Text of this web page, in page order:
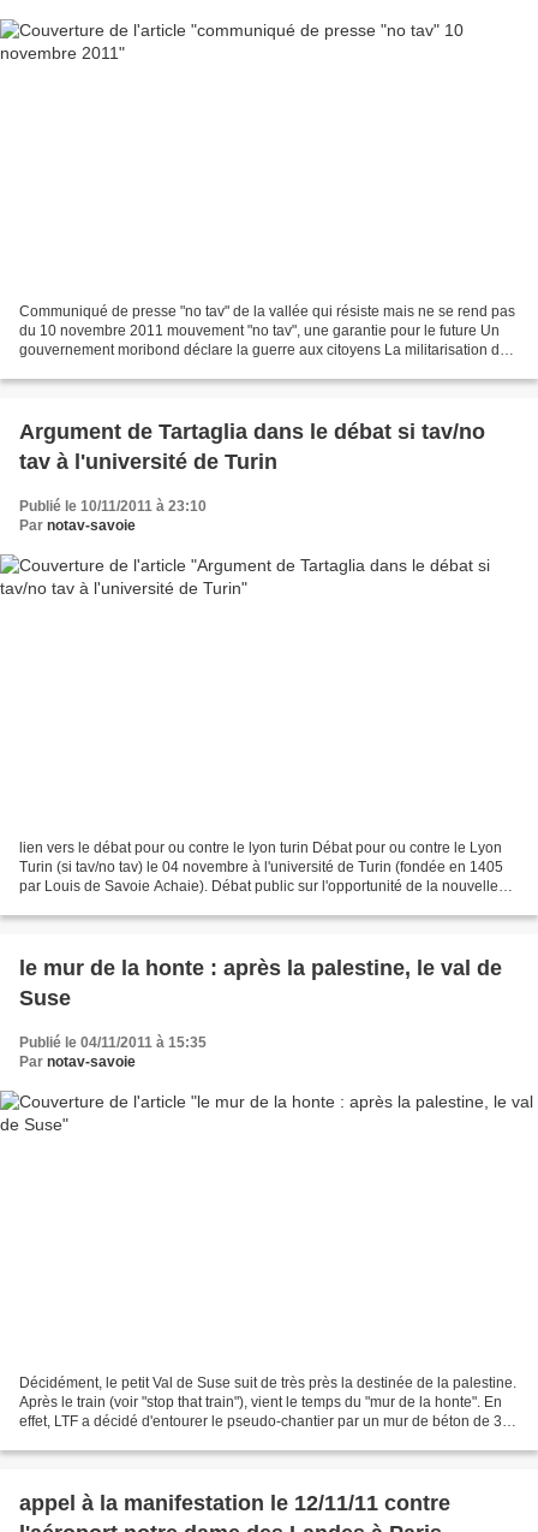
Communiqué de presse "no tav" de la vallée qui résiste mais ne se rend pas
du 10 novembre 2011 mouvement "no tav", une garantie pour le future Un
gouvernement moribond déclare la guerre aux citoyens La militarisation de
Argument de Tartaglia dans le débat si tav/no
tav à l'université de Turin
Publié le 10/11/2011 à 23:10
Par notav-savoie
lien vers le débat pour ou contre le lyon turin Débat pour ou contre le Lyon
Turin (si tav/no tav) le 04 novembre à l'université de Turin (fondée en 1405
par Louis de Savoie Achaie). Débat public sur l'opportunité de la nouvelle
le mur de la honte : après la palestine, le val de
Suse
Publié le 04/11/2011 à 15:35
Par notav-savoie
Décidément, le petit Val de Suse suit de très près la destinée de la palestine.
Après le train (voir "stop that train"), vient le temps du "mur de la honte". En
effet, LTF a décidé d'entourer le pseudo-chantier par un mur de béton de 3
appel à la manifestation le 12/11/11 contre